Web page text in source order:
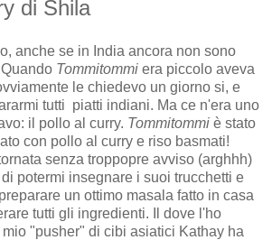
di Shila
anche se in India ancora non sono
Tommitommi era piccolo aveva
le chiedevo un giorno si, e
tutti piatti indiani. Ma ce n'era uno
il pollo al curry. Tommitommi è stato
con pollo al curry e riso basmati!
senza troppopre avviso (arghhh)
potermi insegnare i suoi trucchetti e
un ottimo masala fatto in casa
tutti gli ingredienti. Il dove l'ho
"pusher" di cibi asiatici Kathay ha